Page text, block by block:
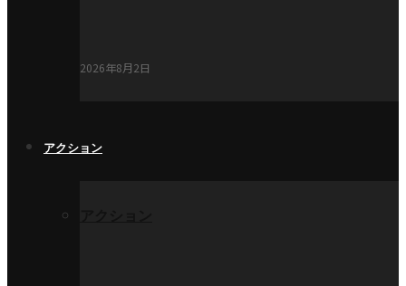
2026年8月2日
アクション